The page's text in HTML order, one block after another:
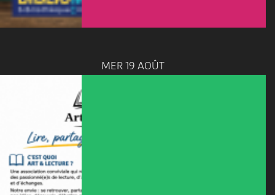
MER 19 AOÛT